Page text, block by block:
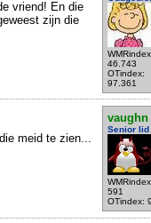
46.743
OTindex:
97.361
vriend! En die
zijn die
vaughn
Senior lid
591
OTindex:
meid te zien...